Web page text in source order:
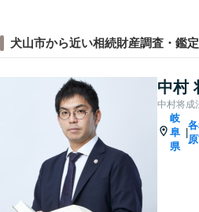
犬山市から近い相続財産調査・鑑
中村
中村将成
岐
阜
県